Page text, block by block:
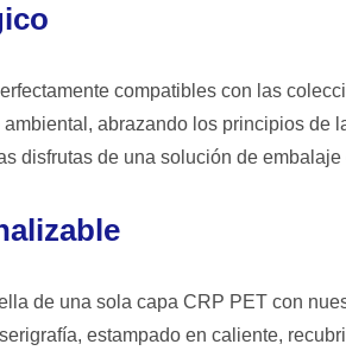
compatibles con las
abrazando los principios de
disfrutas de una solución de
de una sola capa CRP PET con
estampado en caliente,